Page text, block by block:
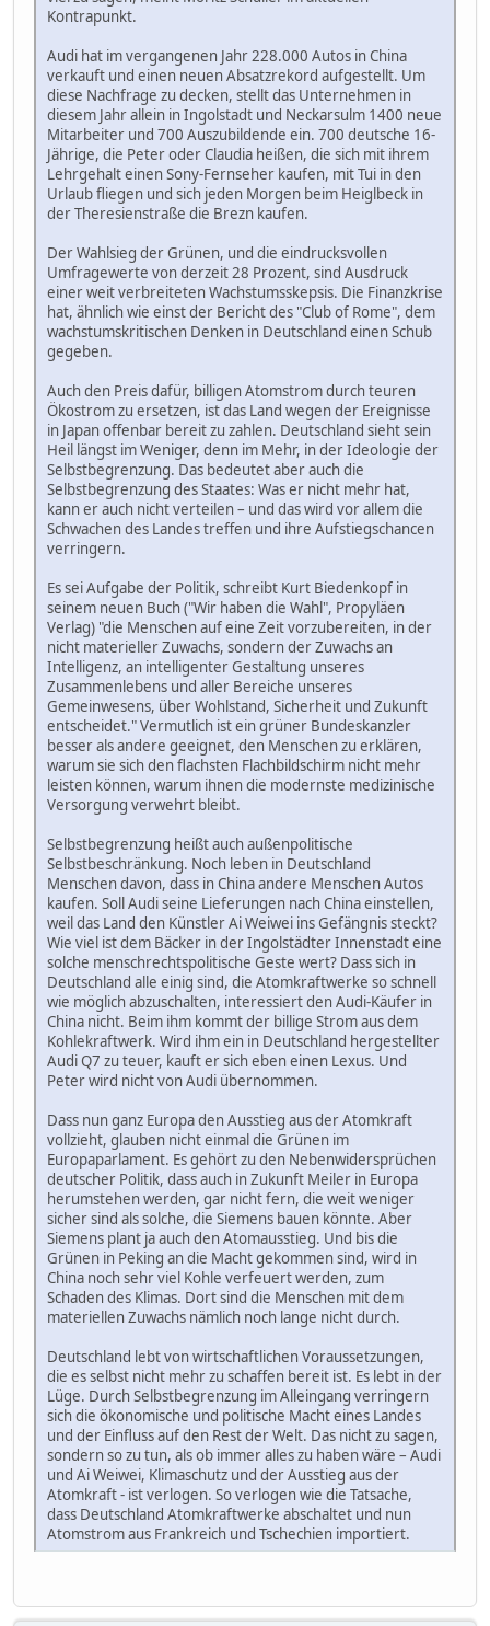
Kontrapunkt.
Audi hat im vergangenen Jahr 228.000 Autos in China
verkauft und einen neuen Absatzrekord aufgestellt. Um
diese Nachfrage zu decken, stellt das Unternehmen in
diesem Jahr allein in Ingolstadt und Neckarsulm 1400 neue
Mitarbeiter und 700 Auszubildende ein. 700 deutsche 16-
Jährige, die Peter oder Claudia heißen, die sich mit ihrem
Lehrgehalt einen Sony-Fernseher kaufen, mit Tui in den
Urlaub fliegen und sich jeden Morgen beim Heiglbeck in
der Theresienstraße die Brezn kaufen.
Der Wahlsieg der Grünen, und die eindrucksvollen
Umfragewerte von derzeit 28 Prozent, sind Ausdruck
einer weit verbreiteten Wachstumsskepsis. Die Finanzkrise
hat, ähnlich wie einst der Bericht des "Club of Rome", dem
wachstumskritischen Denken in Deutschland einen Schub
gegeben.
Auch den Preis dafür, billigen Atomstrom durch teuren
Ökostrom zu ersetzen, ist das Land wegen der Ereignisse
in Japan offenbar bereit zu zahlen. Deutschland sieht sein
Heil längst im Weniger, denn im Mehr, in der Ideologie der
Selbstbegrenzung. Das bedeutet aber auch die
Selbstbegrenzung des Staates: Was er nicht mehr hat,
kann er auch nicht verteilen – und das wird vor allem die
Schwachen des Landes treffen und ihre Aufstiegschancen
verringern.
Es sei Aufgabe der Politik, schreibt Kurt Biedenkopf in
seinem neuen Buch ("Wir haben die Wahl", Propyläen
Verlag) "die Menschen auf eine Zeit vorzubereiten, in der
nicht materieller Zuwachs, sondern der Zuwachs an
Intelligenz, an intelligenter Gestaltung unseres
Zusammenlebens und aller Bereiche unseres
Gemeinwesens, über Wohlstand, Sicherheit und Zukunft
entscheidet." Vermutlich ist ein grüner Bundeskanzler
besser als andere geeignet, den Menschen zu erklären,
warum sie sich den flachsten Flachbildschirm nicht mehr
leisten können, warum ihnen die modernste medizinische
Versorgung verwehrt bleibt.
Selbstbegrenzung heißt auch außenpolitische
Selbstbeschränkung. Noch leben in Deutschland
Menschen davon, dass in China andere Menschen Autos
kaufen. Soll Audi seine Lieferungen nach China einstellen,
weil das Land den Künstler Ai Weiwei ins Gefängnis steckt?
Wie viel ist dem Bäcker in der Ingolstädter Innenstadt eine
solche menschrechtspolitische Geste wert? Dass sich in
Deutschland alle einig sind, die Atomkraftwerke so schnell
wie möglich abzuschalten, interessiert den Audi-Käufer in
China nicht. Beim ihm kommt der billige Strom aus dem
Kohlekraftwerk. Wird ihm ein in Deutschland hergestellter
Audi Q7 zu teuer, kauft er sich eben einen Lexus. Und
Peter wird nicht von Audi übernommen.
Dass nun ganz Europa den Ausstieg aus der Atomkraft
vollzieht, glauben nicht einmal die Grünen im
Europaparlament. Es gehört zu den Nebenwidersprüchen
deutscher Politik, dass auch in Zukunft Meiler in Europa
herumstehen werden, gar nicht fern, die weit weniger
sicher sind als solche, die Siemens bauen könnte. Aber
Siemens plant ja auch den Atomausstieg. Und bis die
Grünen in Peking an die Macht gekommen sind, wird in
China noch sehr viel Kohle verfeuert werden, zum
Schaden des Klimas. Dort sind die Menschen mit dem
materiellen Zuwachs nämlich noch lange nicht durch.
Deutschland lebt von wirtschaftlichen Voraussetzungen,
die es selbst nicht mehr zu schaffen bereit ist. Es lebt in der
Lüge. Durch Selbstbegrenzung im Alleingang verringern
sich die ökonomische und politische Macht eines Landes
und der Einfluss auf den Rest der Welt. Das nicht zu sagen,
sondern so zu tun, als ob immer alles zu haben wäre – Audi
und Ai Weiwei, Klimaschutz und der Ausstieg aus der
Atomkraft - ist verlogen. So verlogen wie die Tatsache,
dass Deutschland Atomkraftwerke abschaltet und nun
Atomstrom aus Frankreich und Tschechien importiert.